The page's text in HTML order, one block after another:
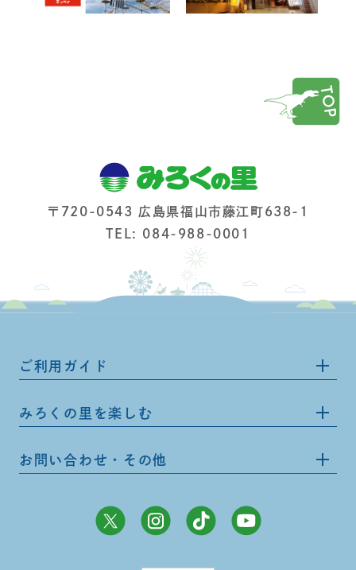
〒720-0543 広島県福山市藤江町638-1
TEL: 084-988-0001
ご利用ガイド
みろくの里を楽しむ
お問い合わせ・その他